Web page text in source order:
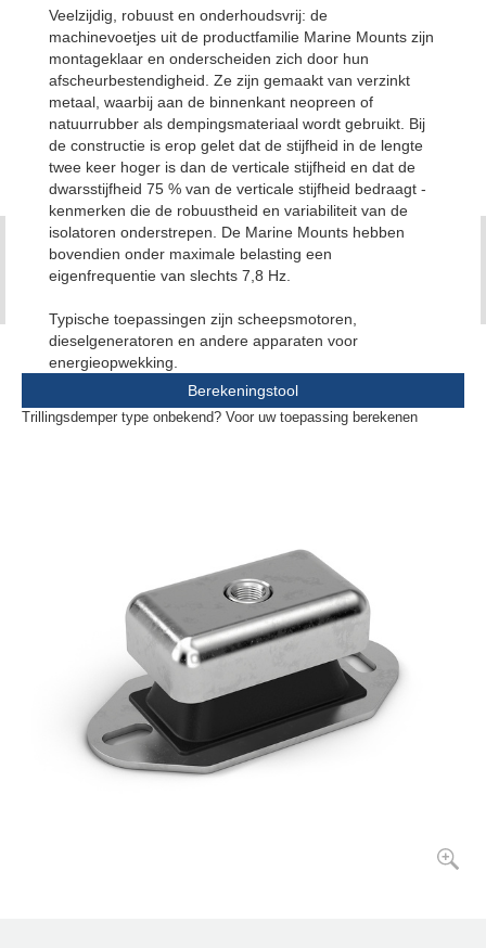
Veelzijdig, robuust en onderhoudsvrij: de
machinevoetjes uit de productfamilie Marine Mounts zijn
montageklaar en onderscheiden zich door hun
afscheurbestendigheid. Ze zijn gemaakt van verzinkt
metaal, waarbij aan de binnenkant neopreen of
natuurrubber als dempingsmateriaal wordt gebruikt. Bij
de constructie is erop gelet dat de stijfheid in de lengte
twee keer hoger is dan de verticale stijfheid en dat de
dwarsstijfheid 75 % van de verticale stijfheid bedraagt -
kenmerken die de robuustheid en variabiliteit van de
isolatoren onderstrepen. De Marine Mounts hebben
bovendien onder maximale belasting een
eigenfrequentie van slechts 7,8 Hz.
Typische toepassingen zijn scheepsmotoren,
dieselgeneratoren en andere apparaten voor
energieopwekking.
Berekeningstool
Trillingsdemper type onbekend? Voor uw toepassing berekenen